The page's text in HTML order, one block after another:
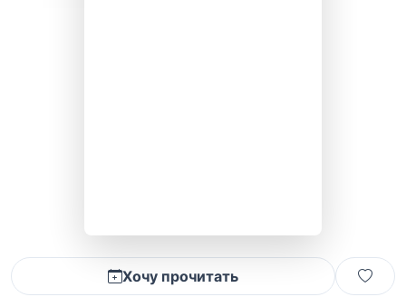
Хочу прочитать